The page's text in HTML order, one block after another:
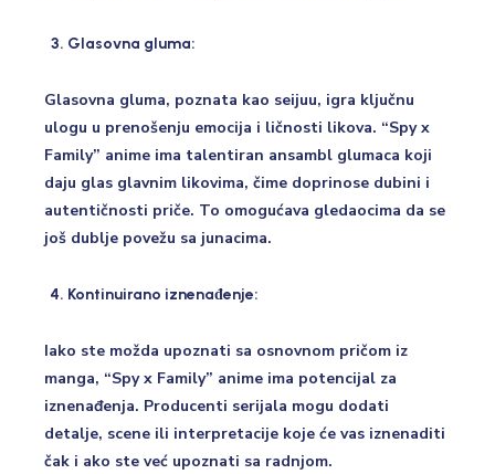
Glasovna gluma:
Glasovna gluma, poznata kao seijuu, igra ključnu
ulogu u prenošenju emocija i ličnosti likova. “Spy x
Family” anime ima talentiran ansambl glumaca koji
daju glas glavnim likovima, čime doprinose dubini i
autentičnosti priče. To omogućava gledaocima da se
još dublje povežu sa junacima.
Kontinuirano iznenađenje:
Iako ste možda upoznati sa osnovnom pričom iz
manga, “Spy x Family” anime ima potencijal za
iznenađenja. Producenti serijala mogu dodati
detalje, scene ili interpretacije koje će vas iznenaditi
čak i ako ste već upoznati sa radnjom.